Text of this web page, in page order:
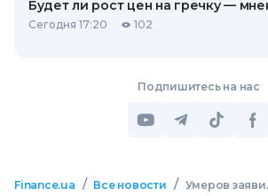
Будет ли рост цен на гречку —
Сегодня 17:20 102
Подпишитесь на нас
Finance.ua / Все новости / Умеров